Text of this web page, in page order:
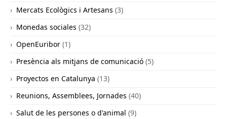
Mercats Ecològics i Artesans (3)
Monedas sociales (32)
OpenEuribor (1)
Presència als mitjans de comunicació (5)
Proyectos en Catalunya (13)
Reunions, Assemblees, Jornades (40)
Salut de les persones o d'animal (9)